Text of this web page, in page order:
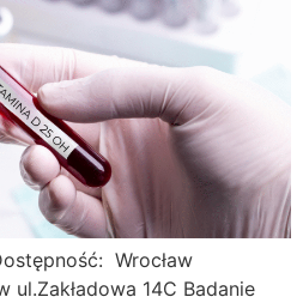
Wrocław
ul.Zakładowa 14C Badanie